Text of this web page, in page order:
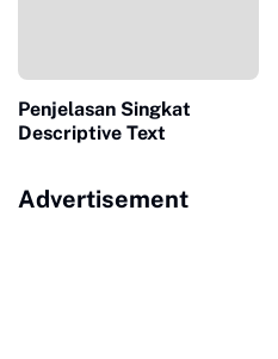
Penjelasan Singkat
Descriptive Text
Advertisement